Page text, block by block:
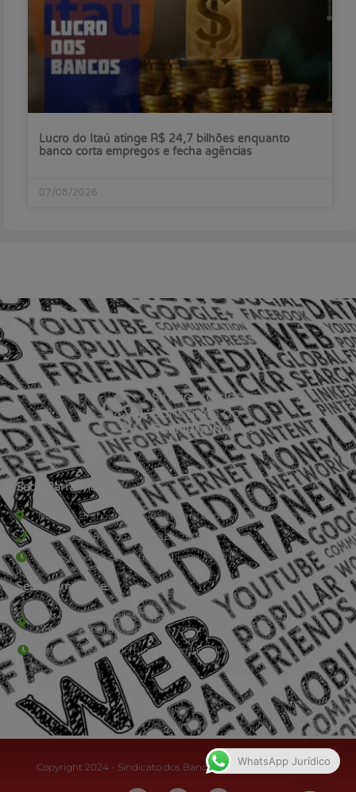
Lucro do Itaú atinge R$ 24,7 bilhões enquanto
banco corta empregos e fecha agências
07/08/2026
Sede Barra Mansa
Rua Rio Branco, nº107 (2º andar), Centro - Cep: 27.330-030
(24) 3323-2848 ou (24) 3323-2500
De segunda à sexta-feira , das 9h às 17h.
Sede Campestre:
Estrada Governador Chagas Freitas – 3.780 – Colônia Santo
Antônio – Barra Mansa
De terça-feira a domingo, das 9h às 17h
Copyright 2024 - Sindicato dos Bancários do Sul Fluminense
WhatsApp Jurídico